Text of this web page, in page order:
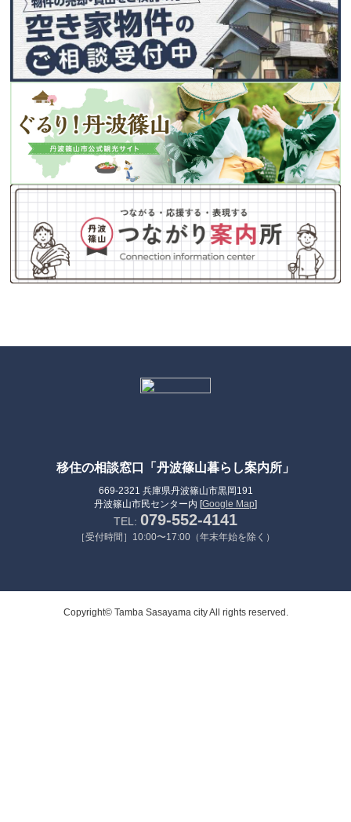
移住の相談窓口「丹波篠山暮らし案内所」
669-2321 兵庫県丹波篠山市黒岡191
丹波篠山市民センター内 [Google Map]
TEL: 079-552-4141
［受付時間］10:00〜17:00（年末年始を除く）
Copyright© Tamba Sasayama city All rights reserved.